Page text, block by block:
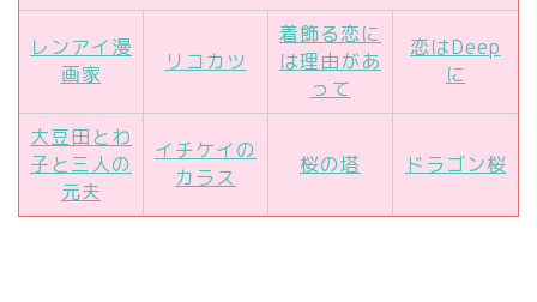
レンアイ漫
画家
リコカツ
着飾る恋に
は理由があ
って
恋はDeep
に
大豆田とわ
子と三人の
元夫
イチケイの
カラス
桜の塔 ドラゴン桜